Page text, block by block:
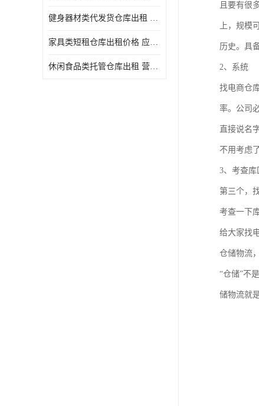
健身器材类代发货仓库出租 租期灵活 新媒体平台配套
家具类短租仓库出租价格 应用广泛 智能电商配套
休闲食品类托管仓库出租 营造良好环境氛围 垂直电商配套
且要有很
上，规模
历史。具
2、系统
找电商仓
率。公司
直接说名
不用考虑了
3、考查库
第三个，
考查一下
给大家找
仓储物流
“仓储”不
储物流就